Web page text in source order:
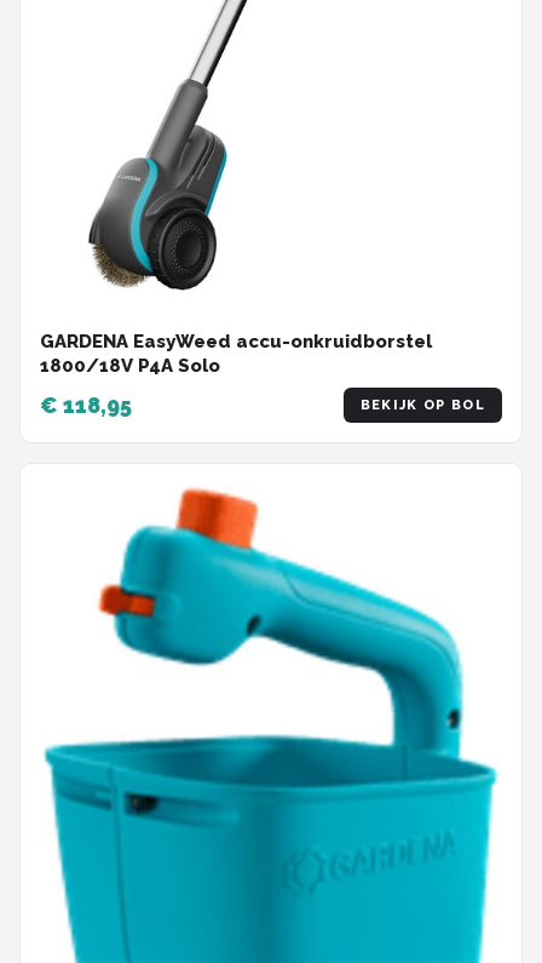
GARDENA EasyWeed accu-onkruidborstel
1800/18V P4A Solo
€ 118,95 BEKIJK OP BOL